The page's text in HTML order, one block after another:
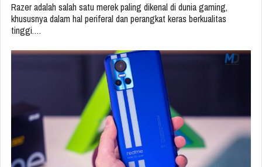
Razer adalah salah satu merek paling dikenal di dunia gaming,
khususnya dalam hal periferal dan perangkat keras berkualitas
tinggi.…